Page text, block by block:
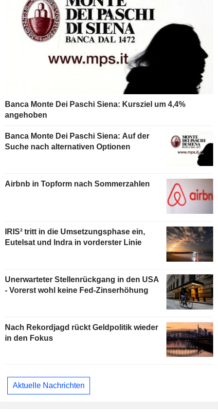
Banca Monte Dei Paschi Siena: Kursziel um 4,4%
angehoben
Banca Monte Dei Paschi Siena: Auf der
Suche nach alternativen Optionen
Airbnb in Topform nach Sommerzahlen
IRIS² tritt in die Umsetzungsphase ein,
Eutelsat und Indra in vorderster Linie
Unerwarteter Stellenrückgang in den USA
- Vorerst wohl keine Fed-Zinserhöhung
Nach Rekordjagd rückt Geldpolitik wieder
in den Fokus
Aktuelle Nachrichten